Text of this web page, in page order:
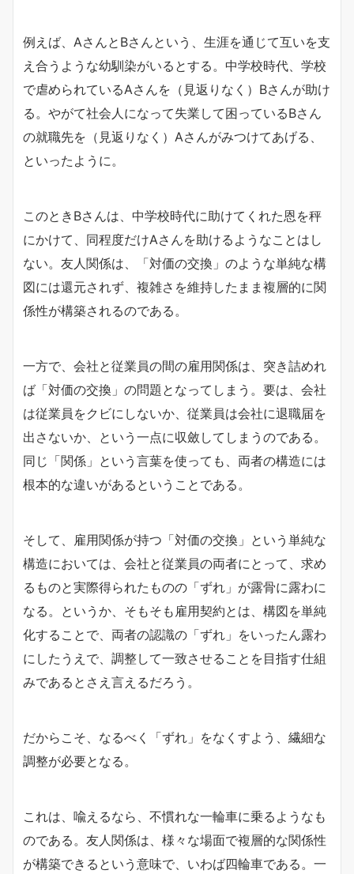
例えば、AさんとBさんという、生涯を通じて互いを支
え合うような幼馴染がいるとする。中学校時代、学校
で虐められているAさんを（見返りなく）Bさんが助け
る。やがて社会人になって失業して困っているBさん
の就職先を（見返りなく）Aさんがみつけてあげる、
といったように。
このときBさんは、中学校時代に助けてくれた恩を秤
にかけて、同程度だけAさんを助けるようなことはし
ない。友人関係は、「対価の交換」のような単純な構
図には還元されず、複雑さを維持したまま複層的に関
係性が構築されるのである。
一方で、会社と従業員の間の雇用関係は、突き詰めれ
ば「対価の交換」の問題となってしまう。要は、会社
は従業員をクビにしないか、従業員は会社に退職届を
出さないか、という一点に収斂してしまうのである。
同じ「関係」という言葉を使っても、両者の構造には
根本的な違いがあるということである。
そして、雇用関係が持つ「対価の交換」という単純な
構造においては、会社と従業員の両者にとって、求め
るものと実際得られたものの「ずれ」が露骨に露わに
なる。というか、そもそも雇用契約とは、構図を単純
化することで、両者の認識の「ずれ」をいったん露わ
にしたうえで、調整して一致させることを目指す仕組
みであるとさえ言えるだろう。
だからこそ、なるべく「ずれ」をなくすよう、繊細な
調整が必要となる。
これは、喩えるなら、不慣れな一輪車に乗るようなも
のである。友人関係は、様々な場面で複層的な関係性
が構築できるという意味で、いわば四輪車である。一